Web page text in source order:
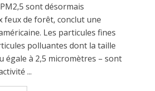
sont désormais
feux de forêt, conclut une
Les particules fines
polluantes dont la taille
égale à 2,5 micromètres – sont
...